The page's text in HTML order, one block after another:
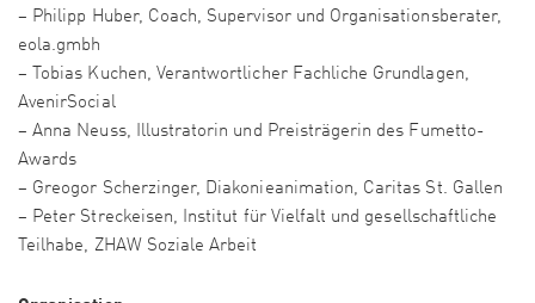
– Philipp Huber, Coach, Supervisor und Organisationsberater,
eola.gmbh
– Tobias Kuchen, Verantwortlicher Fachliche Grundlagen,
AvenirSocial
– Anna Neuss, Illustratorin und Preisträgerin des Fumetto-
Awards
– Greogor Scherzinger, Diakonieanimation, Caritas St. Gallen
– Peter Streckeisen, Institut für Vielfalt und gesellschaftliche
Teilhabe, ZHAW Soziale Arbeit